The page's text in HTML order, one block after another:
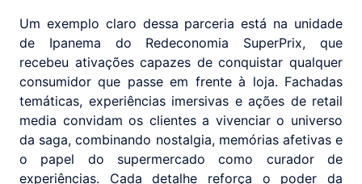
Um exemplo claro dessa parceria está na unidade
de Ipanema do Redeconomia SuperPrix, que
recebeu ativações capazes de conquistar qualquer
consumidor que passe em frente à loja. Fachadas
temáticas, experiências imersivas e ações de retail
media convidam os clientes a vivenciar o universo
da saga, combinando nostalgia, memórias afetivas e
o papel do supermercado como curador de
experiências. Cada detalhe reforça o poder da